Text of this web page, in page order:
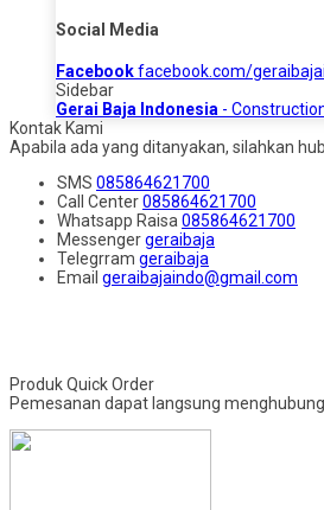
Social Media
Facebookfacebook.com/
Sidebar
Gerai Baja Indonesia -
Kontak Kami
Apabila ada yang ditanyakan, silahkan
SMS 085864621700
Call Center085864621700
Whatsapp Raisa 085864621700
Messengergeraibaja
Telegrram geraibaja
Email geraibajaindo@gmail.com
Produk Quick Order
Pemesanan dapat langsung